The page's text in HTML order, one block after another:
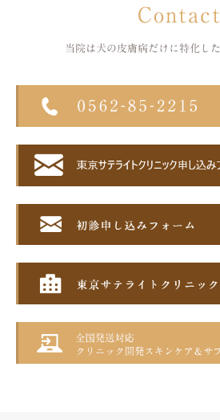
Contact
当院は犬の皮膚病だけに特化した